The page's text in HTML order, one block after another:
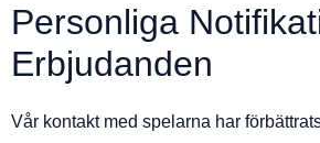
Personliga
Erbjudanden
Vår kontakt med spelarna har